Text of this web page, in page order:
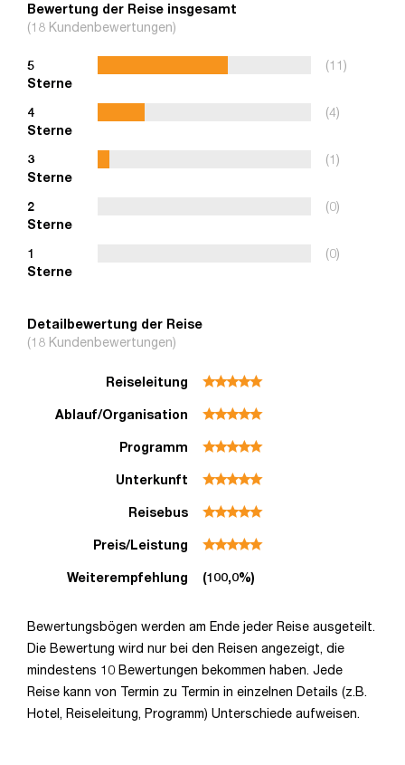
Bewertung der Reise insgesamt
(18 Kundenbewertungen)
5
Sterne
(11)
4
Sterne
(4)
3
Sterne
(1)
2
Sterne
(0)
1
Sterne
(0)
Detailbewertung der Reise
(18 Kundenbewertungen)
Reiseleitung
Ablauf/Organisation
Programm
Unterkunft
Reisebus
Preis/Leistung
Weiterempfehlung (100,0%)
Bewertungsbögen werden am Ende jeder Reise ausgeteilt.
Die Bewertung wird nur bei den Reisen angezeigt, die
mindestens 10 Bewertungen bekommen haben. Jede
Reise kann von Termin zu Termin in einzelnen Details (z.B.
Hotel, Reiseleitung, Programm) Unterschiede aufweisen.